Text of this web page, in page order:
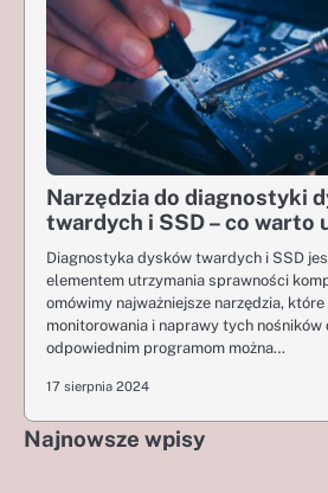
Narzędzia do diagnostyki
twardych i SSD – co warto
Diagnostyka dysków twardych i SSD
elementem utrzymania sprawności
omówimy najważniejsze narzędzia,
monitorowania i naprawy tych nośników
odpowiednim programom można…
17 sierpnia 2024
Najnowsze wpisy